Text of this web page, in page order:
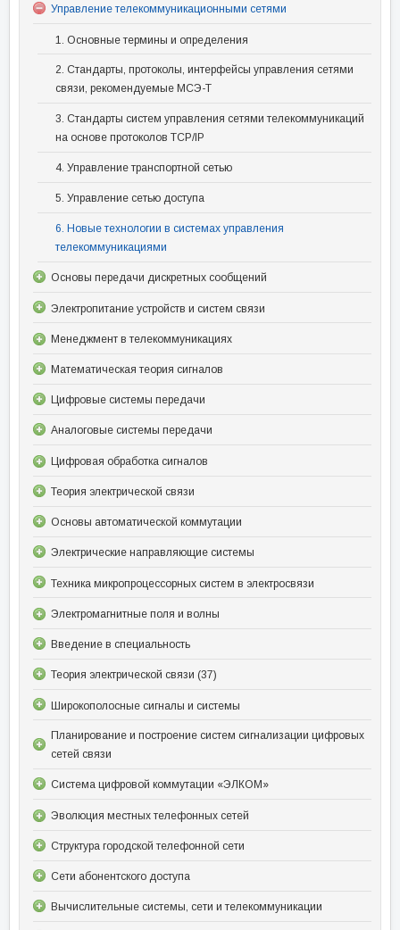
Управление телекоммуникационными сетями
1. Основные термины и определения
2. Стандарты, протоколы, интерфейсы управления сетями
связи, рекомендуемые МСЭ-Т
3. Стандарты систем управления сетями телекоммуникаций
на основе протоколов TCP/IP
4. Управление транспортной сетью
5. Управление сетью доступа
6. Новые технологии в системах управления
телекоммуникациями
Основы передачи дискретных сообщений
Электропитание устройств и систем связи
Менеджмент в телекоммуникациях
Математическая теория сигналов
Цифровые системы передачи
Аналоговые системы передачи
Цифровая обработка сигналов
Теория электрической связи
Основы автоматической коммутации
Электрические направляющие системы
Техника микропроцессорных систем в электросвязи
Электромагнитные поля и волны
Введение в специальность
Теория электрической связи (37)
Широкополосные сигналы и системы
Планирование и построение систем сигнализации цифровых
сетей связи
Система цифровой коммутации «ЭЛКОМ»
Эволюция местных телефонных сетей
Структура городской телефонной сети
Сети абонентского доступа
Вычислительные системы, сети и телекоммуникации